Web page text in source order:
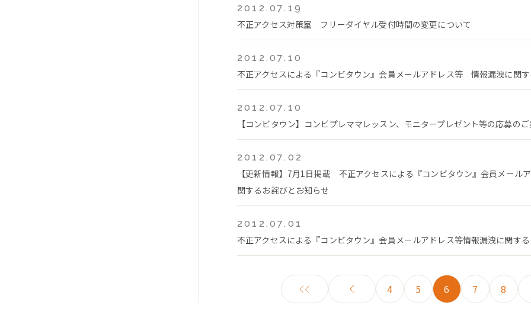
2012.07.19
不正アクセス対策室 フリーダイヤル受付時間の変更について
2012.07.10
不正アクセスによる『コンビタウン』会員メールアドレス等 情報漏洩に関
2012.07.10
【コンビタウン】コンビプレママレッスン、モニタープレゼント等の応募の
2012.07.02
【更新情報】7月1日掲載 不正アクセスによる『コンビタウン』会員メール
関するお詫びとお知らせ
2012.07.01
不正アクセスによる『コンビタウン』会員メールアドレス等情報漏洩に関す
4 5 6 7 8